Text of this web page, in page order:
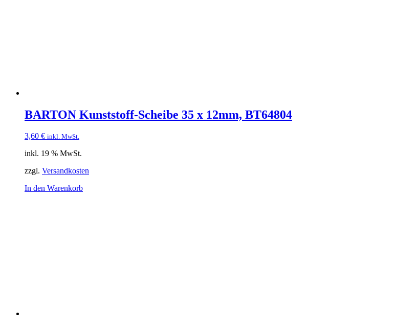
BARTON Kunststoff-Scheibe 35 x 12mm, BT64804
3,60 € inkl. MwSt.
inkl. 19 % MwSt.
zzgl. Versandkosten
In den Warenkorb